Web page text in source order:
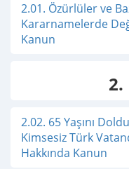
2.01. Özürlüler ve
Kararnamelerde
Kanun
2.02. 65 Yaşını
Kimsesiz Türk
Hakkında Kanun